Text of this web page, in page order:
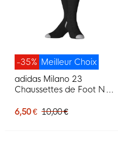
Meilleur Choix
-35%
adidas Milano 23
Chaussettes de Foot Noir
6,50 € 10,00 €